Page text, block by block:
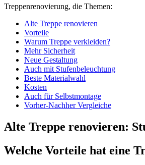
Treppenrenovierung, die Themen:
Alte Treppe renovieren
Vorteile
Warum Treppe verkleiden?
Mehr Sicherheit
Neue Gestaltung
Auch mit Stufenbeleuchtung
Beste Materialwahl
Kosten
Auch für Selbstmontage
Vorher-Nachher Vergleiche
Alte Treppe renovieren:
Welche Vorteile hat eine